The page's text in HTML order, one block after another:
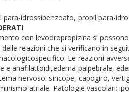
para-idrossibenzoato, propil para-
con levodropropizina si
reazioni che si verificano in
Le reazioni
e anafilattoidi,edema palpebrale,
nervoso: sincope, capogiro,
atriale. Patologie vascolari: